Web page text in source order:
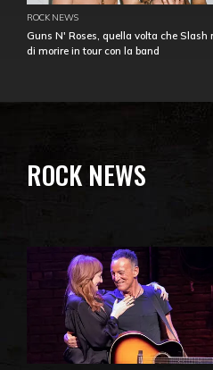
ROCK NEWS
Guns N' Roses, quella volta che Slash
di morire in tour con la band
ROCK NEWS